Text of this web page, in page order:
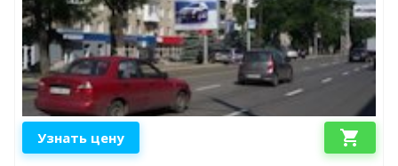
Узнать цену shopping_cart